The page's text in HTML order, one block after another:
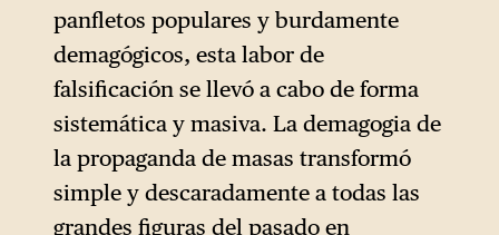
panfletos populares y burdamente
demagógicos, esta labor de
falsificación se llevó a cabo de forma
sistemática y masiva. La demagogia de
la propaganda de masas transformó
simple y descaradamente a todas las
grandes figuras del pasado en